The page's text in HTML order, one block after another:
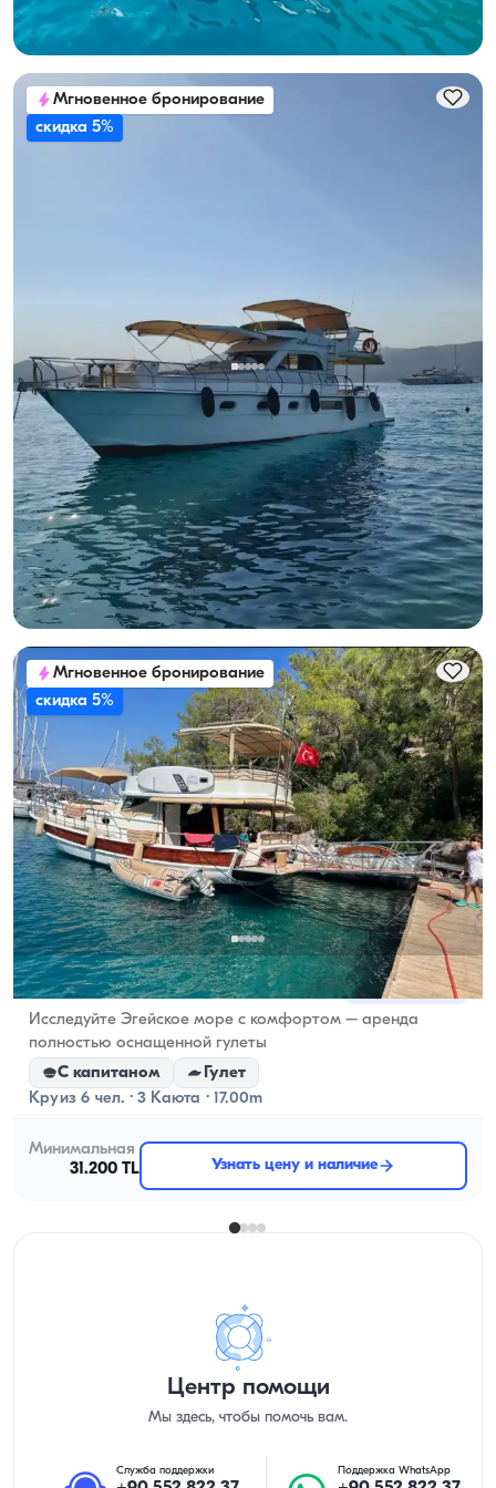
24.000 TL
Узнать цену и наличие
Мгновенное бронирование
скидка 5%
Гёчек, Muğla Новая лодка
Наслаждайтесь морским приключением на 8-местной
яхте в Гёчеке!
С капитаном
Моторная яхта
Круиз 8 чел. · 2 Каюта · 13.00m
Минимальная
28.800 TL
Узнать цену и наличие
Мгновенное бронирование
скидка 5%
Гёчек, Muğla Новая лодка
Исследуйте Эгейское море с комфортом – аренда
полностью оснащенной гулеты
С капитаном
Гулет
Круиз 6 чел. · 3 Каюта · 17.00m
Минимальная
31.200 TL
Узнать цену и наличие
Центр помощи
Мы здесь, чтобы помочь вам.
Служба поддержки Поддержка WhatsApp